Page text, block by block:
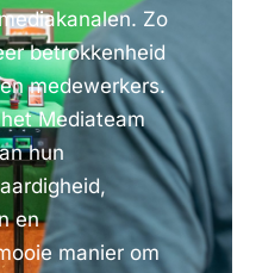
Zo
betrokkenheid
medewerkers.
Mediateam
hun
en
manier om